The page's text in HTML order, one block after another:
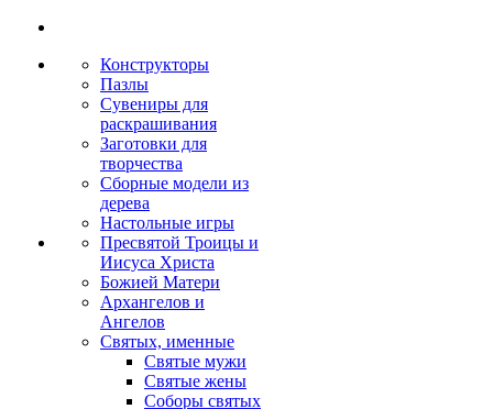
Конструкторы
Пазлы
Сувениры для
раскрашивания
Заготовки для
творчества
Сборные модели из
дерева
Настольные игры
Пресвятой Троицы и
Иисуса Христа
Божией Матери
Архангелов и
Ангелов
Святых, именные
Святые мужи
Святые жены
Соборы святых